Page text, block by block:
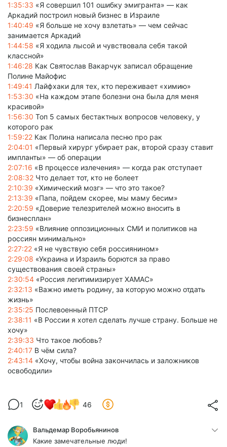
1:35:33 «Я совершил 101 ошибку эмигранта» — как
Аркадий построил новый бизнес в Израиле
1:40:49 «Я больше не хочу взлетать» — чем сейчас
занимается Аркадий
1:44:58 «Я ходила лысой и чувствовала себя такой
классной»
1:46:28 Как Святослав Вакарчук записал обращение
Полине Майофис
1:49:41 Лайфхаки для тех, кто переживает «химию»
1:53:30 «На каждом этапе болезни она была для меня
красивой»
1:56:30 Топ 5 самых бестактных вопросов человеку, у
которого рак
1:59:22 Как Полина написала песню про рак
2:04:01 «Первый хирург убирает рак, второй сразу ставит
импланты» — об операции
2:07:16 «В процессе излечения» — когда рак отступает
2:08:32 Что делает тот, кто не болеет
2:10:39 «Химический мозг» — что это такое?
2:13:39 «Папа, пойдем скорее, мы маму бесим»
2:20:59 «Доверие телезрителей можно вносить в
бизнесплан»
2:23:59 «Влияние оппозиционных СМИ и политиков на
россиян минимально»
2:27:22 «Я не чувствую себя россиянином»
2:29:08 «Украина и Израиль борются за право
существования своей страны»
2:30:54 «Россия легитимизирует ХАМАС»
2:32:13 «Важно иметь родину, за которую можно отдать
жизнь»
2:35:25 Послевоенный ПТСР
2:38:11 «В России я хотел сделать лучше страну. Больше не
хочу»
2:39:33 Что такое любовь?
2:40:17 В чём сила?
2:43:14 «Хочу, чтобы война закончилась и заложников
освободили»
1 46
Вальдемар Воробьянинов
Какие замечательные люди!